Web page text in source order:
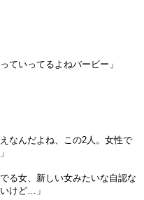
ていってるよねバービー」
なんだよね、この2人。女性で
る女、新しい女みたいな自認な
けど…」